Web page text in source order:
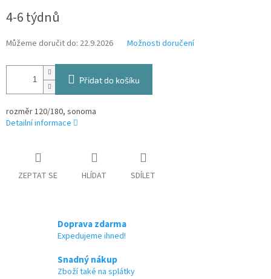
cena:
4-6 týdnů
Můžeme doručit do: 22.9.2026 Možnosti doručení
Přidat do košíku
rozměr 120/180, sonoma
Detailní informace
ZEPTAT SE HLÍDAT SDÍLET
Doprava zdarma
Expedujeme ihned!
Snadný nákup
Zboží také na splátky